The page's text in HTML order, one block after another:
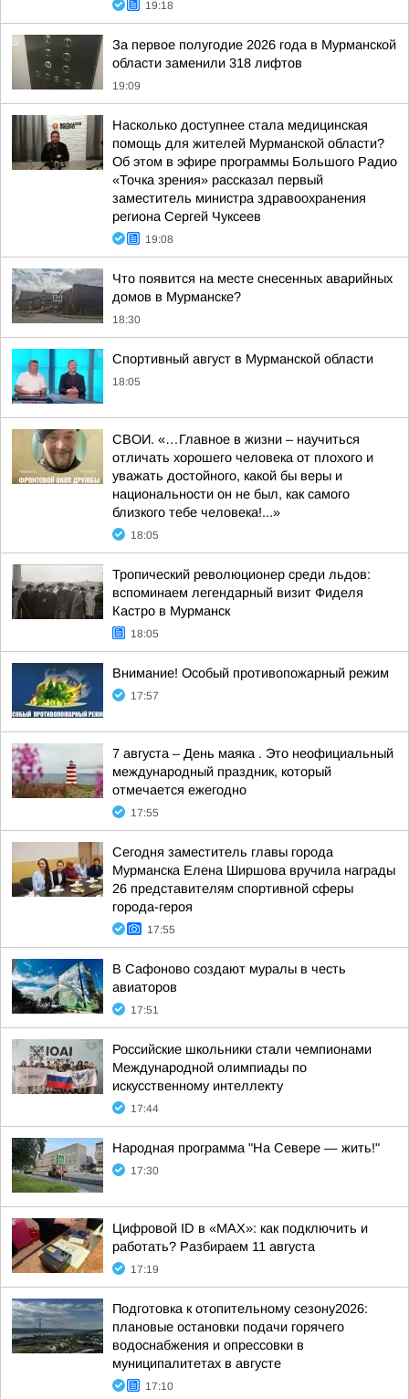
19:18
За первое полугодие 2026 года в Мурманской
области заменили 318 лифтов
19:09
Насколько доступнее стала медицинская
помощь для жителей Мурманской области?
Об этом в эфире программы Большого Радио
«Точка зрения» рассказал первый
заместитель министра здравоохранения
региона Сергей Чуксеев
19:08
Что появится на месте снесенных аварийных
домов в Мурманске?
18:30
Спортивный август в Мурманской области
18:05
СВОИ. «…Главное в жизни – научиться
отличать хорошего человека от плохого и
уважать достойного, какой бы веры и
национальности он не был, как самого
близкого тебе человека!...»
18:05
Тропический революционер среди льдов:
вспоминаем легендарный визит Фиделя
Кастро в Мурманск
18:05
Внимание! Особый противопожарный режим
17:57
7 августа – День маяка . Это неофициальный
международный праздник, который
отмечается ежегодно
17:55
Сегодня заместитель главы города
Мурманска Елена Ширшова вручила награды
26 представителям спортивной сферы
города-героя
17:55
В Сафоново создают муралы в честь
авиаторов
17:51
Российские школьники стали чемпионами
Международной олимпиады по
искусственному интеллекту
17:44
Народная программа "На Севере — жить!"
17:30
Цифровой ID в «MAX»: как подключить и
работать? Разбираем 11 августа
17:19
Подготовка к отопительному сезону2026:
плановые остановки подачи горячего
водоснабжения и опрессовки в
муниципалитетах в августе
17:10